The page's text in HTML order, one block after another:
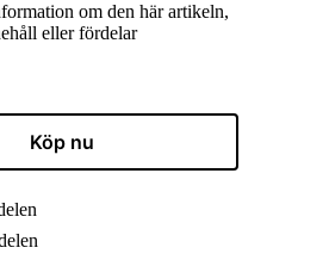
om den här artikeln,
eller fördelar
Köp nu